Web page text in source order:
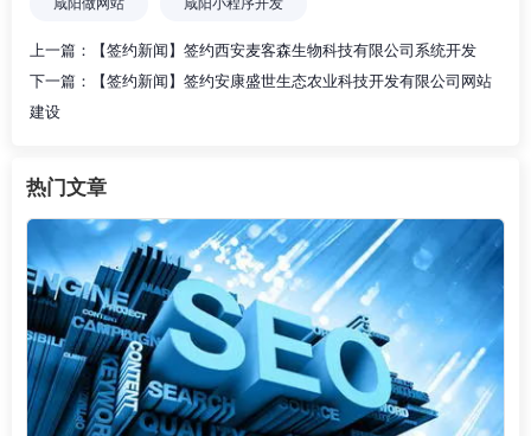
咸阳做网站 咸阳小程序开发
上一篇：
【签约新闻】签约西安麦客森生物科技有限公司系统开发
下一篇：
【签约新闻】签约安康盛世生态农业科技开发有限公司网站
建设
热门文章